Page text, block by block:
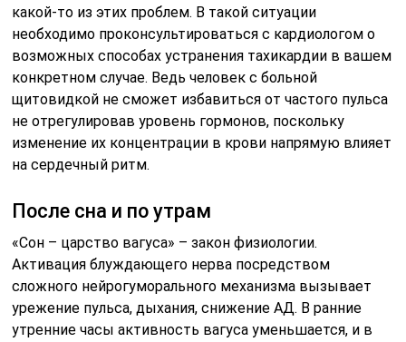
какой-то из этих проблем. В такой ситуации
необходимо проконсультироваться с кардиологом о
возможных способах устранения тахикардии в вашем
конкретном случае. Ведь человек с больной
щитовидкой не сможет избавиться от частого пульса
не отрегулировав уровень гормонов, поскольку
изменение их концентрации в крови напрямую влияет
на сердечный ритм.
После сна и по утрам
«Сон – царство вагуса» – закон физиологии.
Активация блуждающего нерва посредством
сложного нейрогуморального механизма вызывает
урежение пульса, дыхания, снижение АД. В ранние
утренние часы активность вагуса уменьшается, и в